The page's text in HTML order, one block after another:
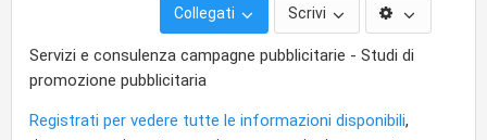
Collegati Scrivi
Servizi e consulenza campagne pubblicitarie - Studi di
promozione pubblicitaria
Registrati per vedere tutte le informazioni disponibili,